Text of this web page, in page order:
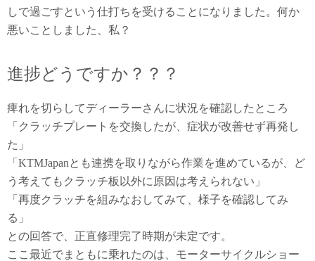
しで過ごすという仕打ちを受けることになりました。何か
悪いことしました、私？
進捗どうですか？？？
痺れを切らしてディーラーさんに状況を確認したところ
「クラッチプレートを交換したが、症状が改善せず再発し
た」
「KTMJapanとも連携を取りながら作業を進めているが、ど
う考えてもクラッチ板以外に原因は考えられない」
「再度クラッチを組みなおしてみて、様子を確認してみ
る」
との回答で、正直修理完了時期が未定です。
ここ最近でまともに乗れたのは、モーターサイクルショー